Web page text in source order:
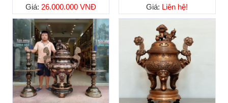
Giá: 26.000.000 VNĐ Giá: Liên hệ!